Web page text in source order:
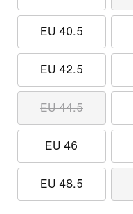
EU 40.5
EU 42.5
EU 44.5
EU 46
EU 48.5